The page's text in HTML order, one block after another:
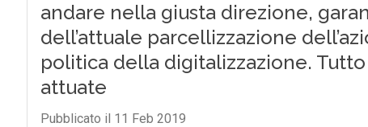
andare nella giusta direzione,
dell’attuale parcellizzazione
politica della digitalizzazione.
attuate
Pubblicato il 11 Feb 2019